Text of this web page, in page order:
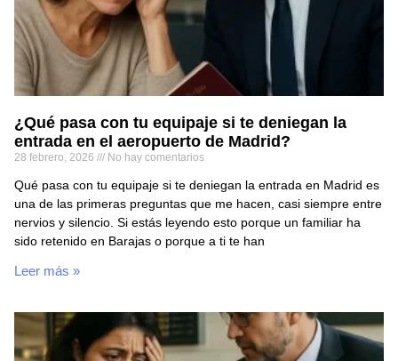
¿Qué pasa con tu equipaje si te deniegan la
entrada en el aeropuerto de Madrid?
28 febrero, 2026 No hay comentarios
Qué pasa con tu equipaje si te deniegan la entrada en Madrid es
una de las primeras preguntas que me hacen, casi siempre entre
nervios y silencio. Si estás leyendo esto porque un familiar ha
sido retenido en Barajas o porque a ti te han
Leer más »